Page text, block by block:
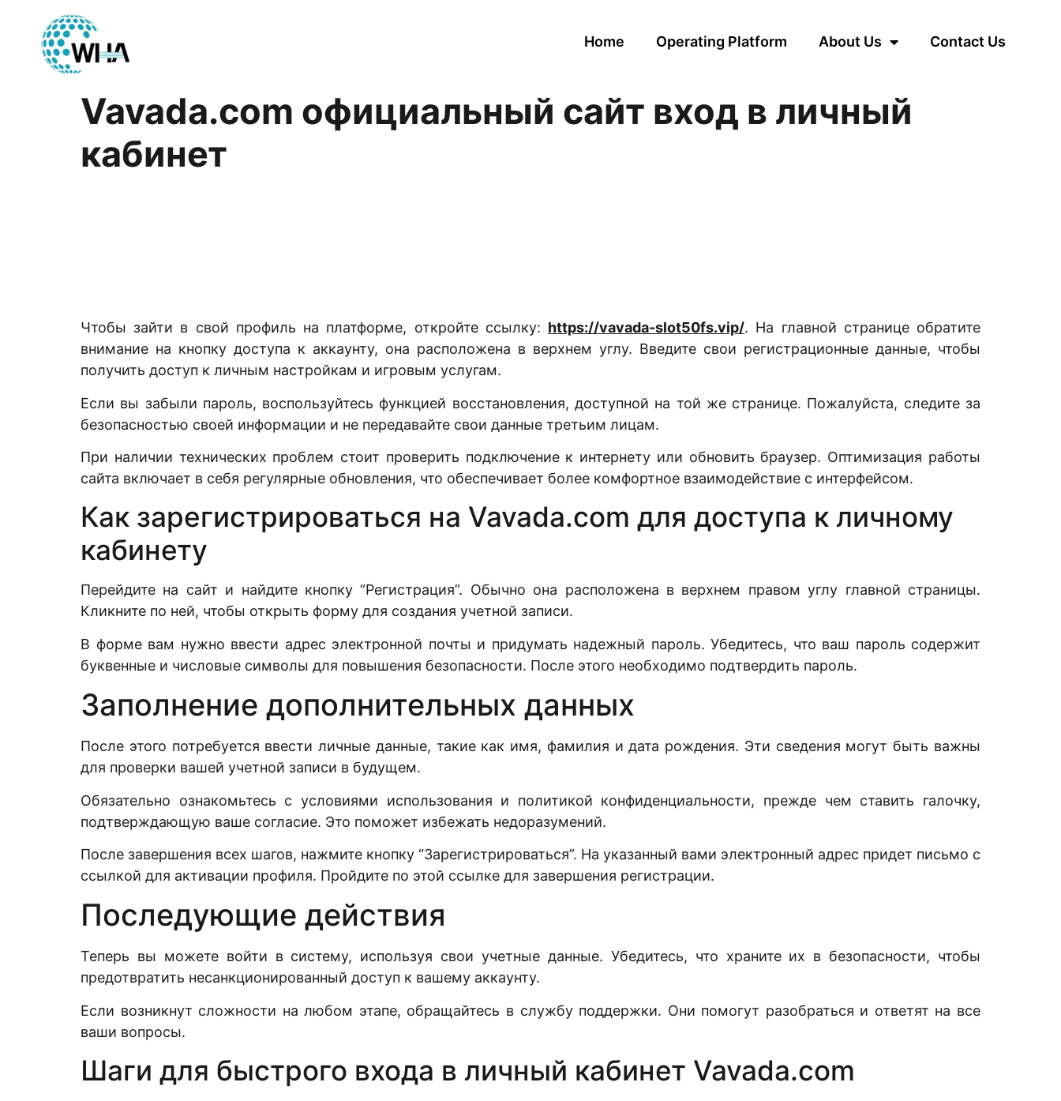
Home Operating Platform About Us Contact Us
Vavada.com официальный сайт вход в личный
кабинет
Чтобы зайти в свой профиль на платформе, откройте ссылку: https://vavada-slot50fs.vip/. На главной странице обратите
внимание на кнопку доступа к аккаунту, она расположена в верхнем углу. Введите свои регистрационные данные, чтобы
получить доступ к личным настройкам и игровым услугам.
Если вы забыли пароль, воспользуйтесь функцией восстановления, доступной на той же странице. Пожалуйста, следите за
безопасностью своей информации и не передавайте свои данные третьим лицам.
При наличии технических проблем стоит проверить подключение к интернету или обновить браузер. Оптимизация работы
сайта включает в себя регулярные обновления, что обеспечивает более комфортное взаимодействие с интерфейсом.
Как зарегистрироваться на Vavada.com для доступа к личному
кабинету
Перейдите на сайт и найдите кнопку “Регистрация”. Обычно она расположена в верхнем правом углу главной страницы.
Кликните по ней, чтобы открыть форму для создания учетной записи.
В форме вам нужно ввести адрес электронной почты и придумать надежный пароль. Убедитесь, что ваш пароль содержит
буквенные и числовые символы для повышения безопасности. После этого необходимо подтвердить пароль.
Заполнение дополнительных данных
После этого потребуется ввести личные данные, такие как имя, фамилия и дата рождения. Эти сведения могут быть важны
для проверки вашей учетной записи в будущем.
Обязательно ознакомьтесь с условиями использования и политикой конфиденциальности, прежде чем ставить галочку,
подтверждающую ваше согласие. Это поможет избежать недоразумений.
После завершения всех шагов, нажмите кнопку “Зарегистрироваться”. На указанный вами электронный адрес придет письмо с
ссылкой для активации профиля. Пройдите по этой ссылке для завершения регистрации.
Последующие действия
Теперь вы можете войти в систему, используя свои учетные данные. Убедитесь, что храните их в безопасности, чтобы
предотвратить несанкционированный доступ к вашему аккаунту.
Если возникнут сложности на любом этапе, обращайтесь в службу поддержки. Они помогут разобраться и ответят на все
ваши вопросы.
Шаги для быстрого входа в личный кабинет Vavada.com